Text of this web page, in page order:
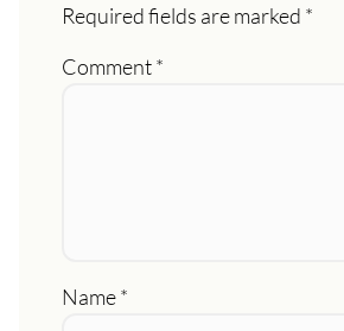
Required fields are marked *
Comment*
Name*